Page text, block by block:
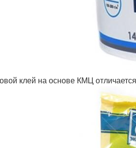
клей на основе КМЦ